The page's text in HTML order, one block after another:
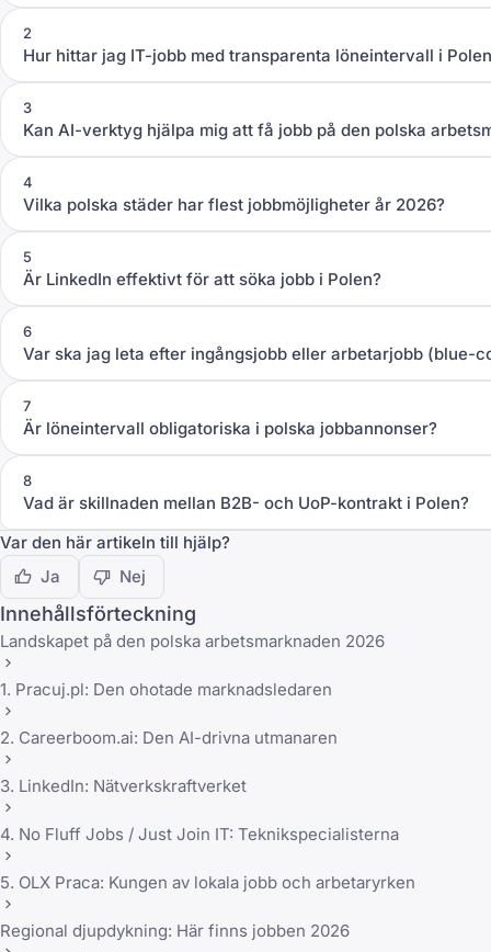
2
Hur hittar jag IT-jobb med transparenta löneintervall i
3
Kan AI-verktyg hjälpa mig att få jobb på den polska
4
Vilka polska städer har flest jobbmöjligheter år 2026?
5
Är LinkedIn effektivt för att söka jobb i Polen?
6
Var ska jag leta efter ingångsjobb eller arbetarjobb (blue-
7
Är löneintervall obligatoriska i polska jobbannonser?
8
Vad är skillnaden mellan B2B- och UoP-kontrakt i Polen?
Var den här artikeln till hjälp?
Ja
Nej
Innehållsförteckning
Landskapet på den polska arbetsmarknaden 2026
1. Pracuj.pl: Den ohotade marknadsledaren
2. Careerboom.ai: Den AI-drivna utmanaren
3. LinkedIn: Nätverkskraftverket
4. No Fluff Jobs / Just Join IT: Teknikspecialisterna
5. OLX Praca: Kungen av lokala jobb och arbetaryrken
Regional djupdykning: Här finns jobben 2026